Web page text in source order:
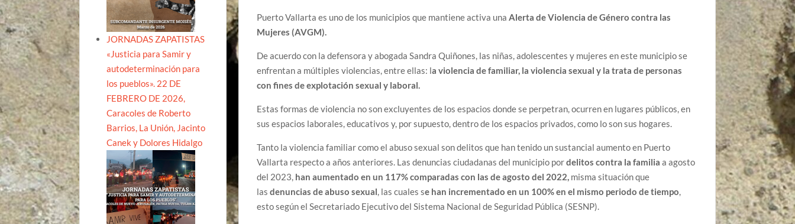
Puerto Vallarta es uno de los municipios que mantiene activa unaAlerta de Violencia de Género contra las
Mujeres (AVGM).
De acuerdo con la defensora y abogada Sandra Quiñones, las niñas, adolescentes y mujeres en este municipio se
enfrentan a múltiples violencias, entre ellas: la violencia de familiar, la violencia sexual y la trata de personas
con fines de explotación sexual y laboral.
Estas formas de violencia no son excluyentes de los espacios donde se perpetran, ocurren en lugares públicos, en
sus espacios laborales, educativos y, por supuesto, dentro de los espacios privados, como lo son sus hogares.
Tanto la violencia familiar como el abuso sexual son delitos que han tenido un sustancial aumento en Puerto
Vallarta respecto a años anteriores. Las denuncias ciudadanas del municipio pordelitos contra la familia a agosto
del 2023, han aumentado en un 117% comparadas con las de agosto del 2022, misma situación que
lasdenuncias de abuso sexual, las cuales se han incrementado en un 100% en el mismo periodo de tiempo,
esto según el Secretariado Ejecutivo del Sistema Nacional de Seguridad Pública (SESNP).
JORNADAS ZAPATISTAS
«Justicia para Samir y
autodeterminación para
los pueblos». 22 DE
FEBRERO DE 2026,
Caracoles de Roberto
Barrios, La Unión, Jacinto
Canek y Dolores Hidalgo